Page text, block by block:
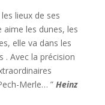
lieux de ses
aime les dunes, les
elle va dans les
. Avec la précision
Merle… ” Heinz